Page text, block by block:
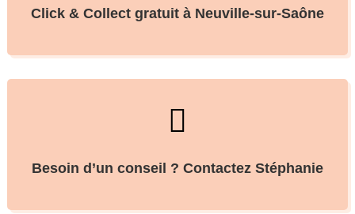
Click & Collect gratuit à Neuville-sur-Saône

Besoin d’un conseil ? Contactez Stéphanie